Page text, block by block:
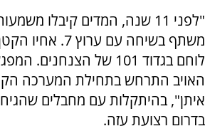
"לפני 11 שנה, המדים קיבלו
משתף בשיחה עם
לוחם בגדוד 101 של
האויב התרחש בתחילת המערכה
איתן", בהיתקלות עם מחבלים
בדרום רצועת עזה.